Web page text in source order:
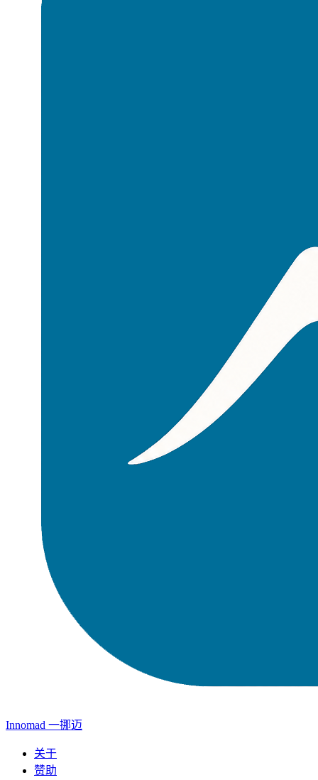
Innomad 一挪迈
关于
赞助